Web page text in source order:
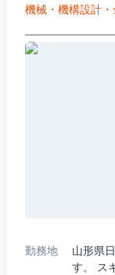
機械・機構設計
勤務地
山形県
す。 ス